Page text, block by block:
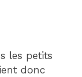
les petits
donc